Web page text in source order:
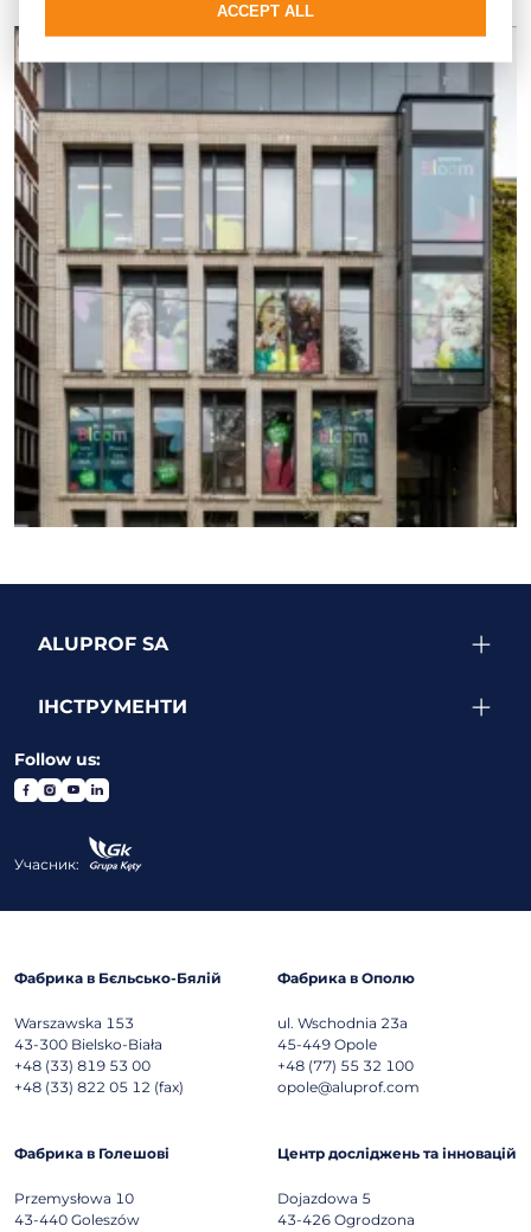
ПЕРЕГЛЯНУТИ БІЛЬШЕ ПРОЕКТІВ
ALUPROF SA
ІНСТРУМЕНТИ
Follow us:
Учасник:
Фабрика в Бєльсько-Бялій
Warszawska 153
43-300 Bielsko-Biała
+48 (33) 819 53 00
+48 (33) 822 05 12 (fax)
Фабрика в Ополю
ul. Wschodnia 23a
45-449 Opole
+48 (77) 55 32 100
opole@aluprof.com
Фабрика в Голешові
Przemysłowa 10
43-440 Goleszów
Центр досліджень та інновацій
Dojazdowa 5
43-426 Ogrodzona
ACCEPT ALL